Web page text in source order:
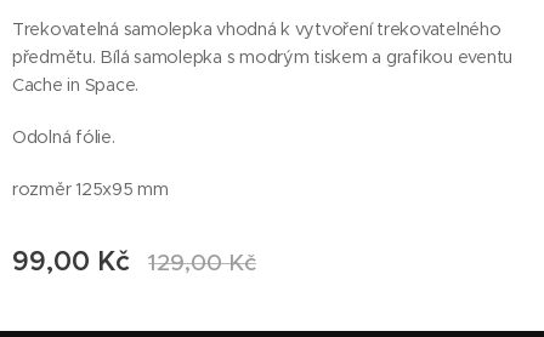
Trekovatelná samolepka vhodná k vytvoření trekovatelného
předmětu. Bílá samolepka s modrým tiskem a grafikou eventu
Cache in Space.
Odolná fólie.
rozměr 125x95 mm
99,00 Kč 129,00Kč